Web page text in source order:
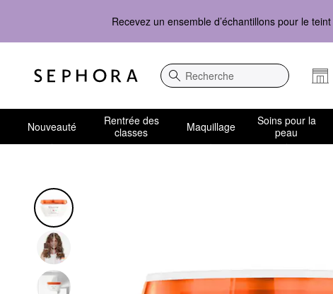
Recevez un ensemble d’échantillons pour le teint
Recherche
Nouveauté
Rentrée des
classes
Maquillage
Soins pour la
peau